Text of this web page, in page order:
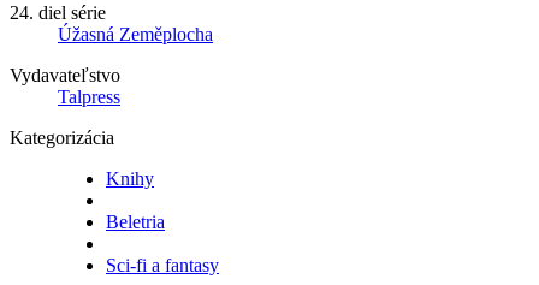
24. diel série
Úžasná Zeměplocha
Vydavateľstvo
Talpress
Kategorizácia
Knihy
Beletria
Sci-fi a fantasy